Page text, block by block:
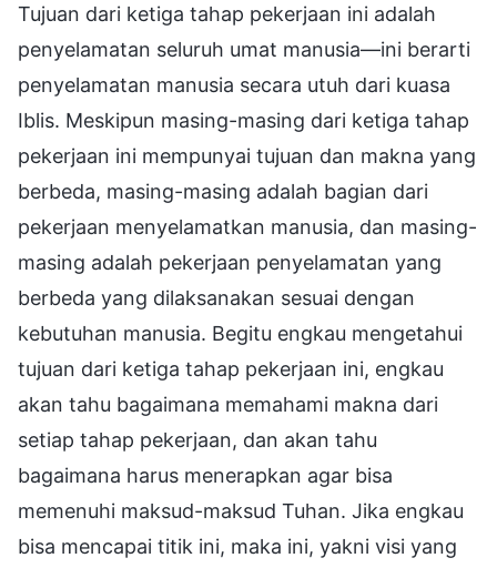
Tujuan dari ketiga tahap pekerjaan ini adalah
penyelamatan seluruh umat manusia—ini berarti
penyelamatan manusia secara utuh dari kuasa
Iblis. Meskipun masing-masing dari ketiga tahap
pekerjaan ini mempunyai tujuan dan makna yang
berbeda, masing-masing adalah bagian dari
pekerjaan menyelamatkan manusia, dan masing-
masing adalah pekerjaan penyelamatan yang
berbeda yang dilaksanakan sesuai dengan
kebutuhan manusia. Begitu engkau mengetahui
tujuan dari ketiga tahap pekerjaan ini, engkau
akan tahu bagaimana memahami makna dari
setiap tahap pekerjaan, dan akan tahu
bagaimana harus menerapkan agar bisa
memenuhi maksud-maksud Tuhan. Jika engkau
bisa mencapai titik ini, maka ini, yakni visi yang